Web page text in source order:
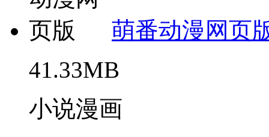
萌番动漫网页
41.33MB
小说漫画